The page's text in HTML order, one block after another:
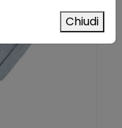
Chiudi